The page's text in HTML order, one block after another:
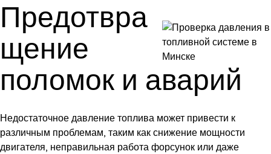
Предотвра
щение
поломок и аварий
Недостаточное давление топлива может привести к
различным проблемам, таким как снижение мощности
двигателя, неправильная работа форсунок или даже